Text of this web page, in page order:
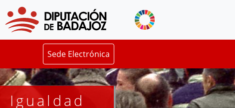
Sede Electrónica
Igualdad